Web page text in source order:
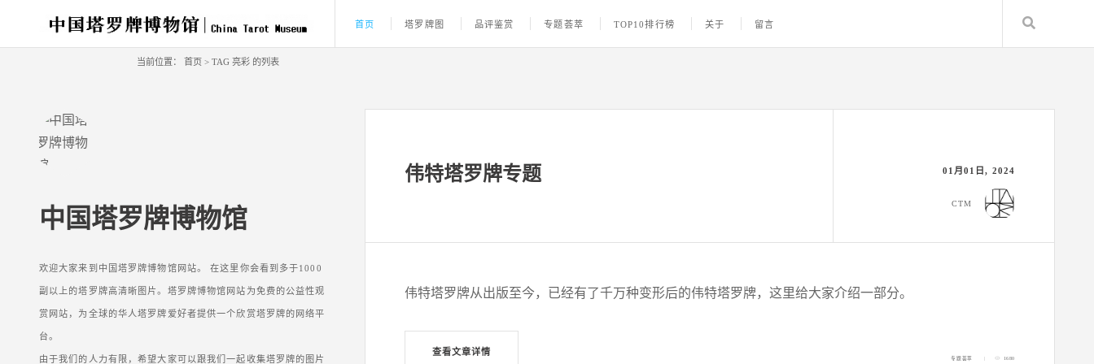
首页 塔罗牌图 品评鉴赏 专题荟萃 TOP10排行榜 关于 留言
当前位置： 首页 > TAG 亮彩 的列表
伟特塔罗牌专题 01月01日, 2024
CTM
伟特塔罗牌从出版至今，已经有了千万种变形后的伟特塔罗牌，这里给大家介绍一部分。
查看文章详情
专题荟萃 1680
中国塔罗牌博物馆
欢迎大家来到中国塔罗牌博物馆网站。 在这里你会看到多于1000
副以上的塔罗牌高清晰图片。塔罗牌博物馆网站为免费的公益性观
赏网站，为全球的华人塔罗牌爱好者提供一个欣赏塔罗牌的网络平
台。
由于我们的人力有限，希望大家可以跟我们一起收集塔罗牌的图片